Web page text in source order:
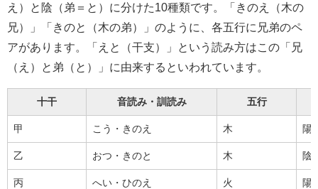
え）と陰（弟＝と）に分けた10種類です。「きのえ（木の
兄）」「きのと（木の弟）」のように、各五行に兄弟のペ
アがあります。「えと（干支）」という読み方はこの「兄
（え）と弟（と）」に由来するといわれています。
十干 音読み・訓読み 五行
甲 こう・きのえ 木 陽
乙 おつ・きのと 木 陰
丙 へい・ひのえ 火 陽